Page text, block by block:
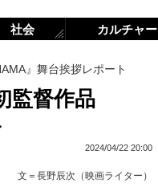
』舞台挨拶レポート
監督作品
2024/04/22 20:00
文＝ 長野辰次（映画ライター）
社会 カルチャー